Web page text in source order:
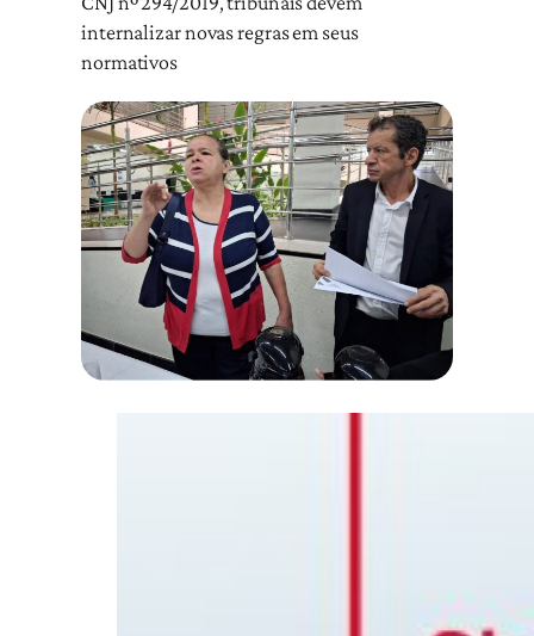
internalizar novas regras em seus
normativos